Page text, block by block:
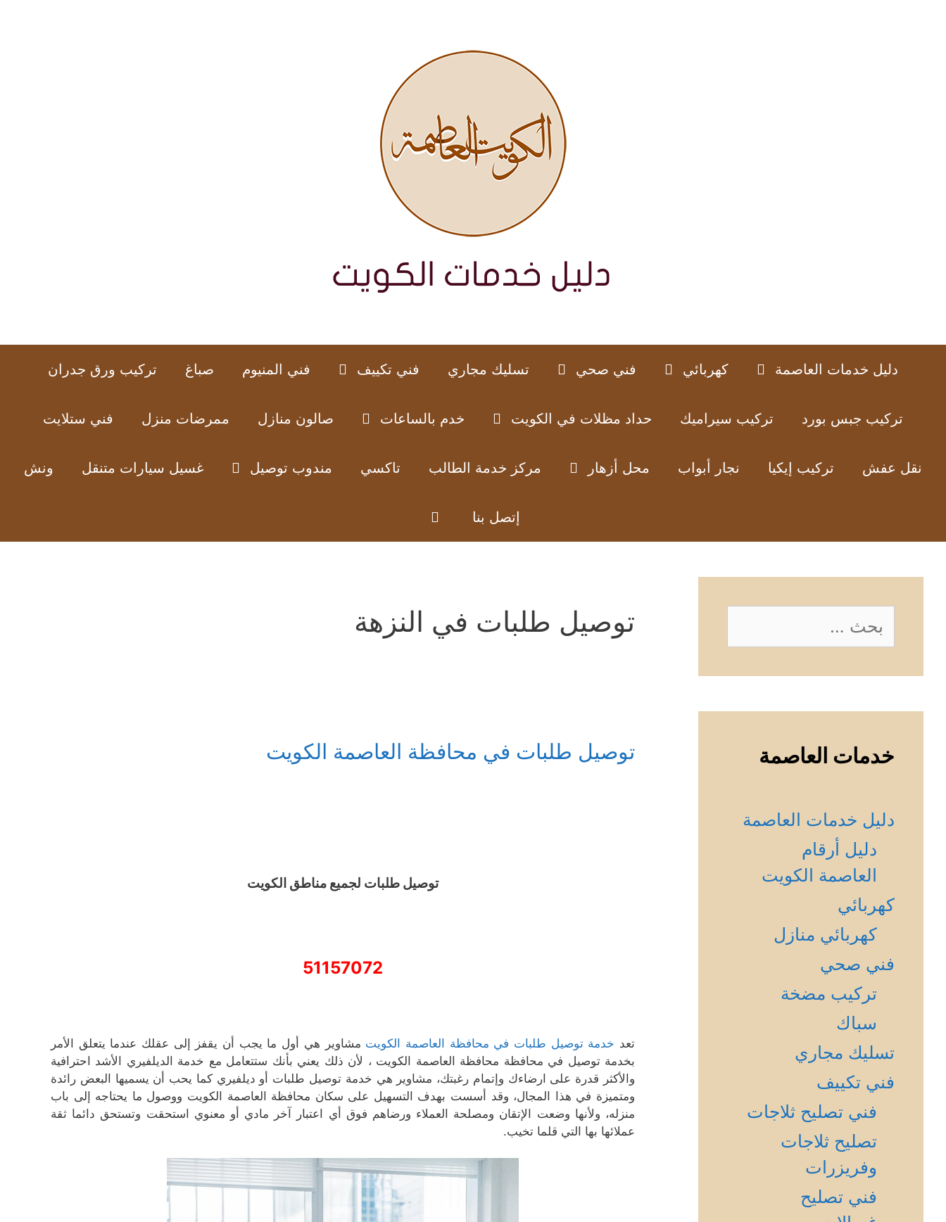
دليل خدمات العاصمة كهربائي فني صحي تسليك مجاري فني تكييف فني المنيوم صباغ تركيب ورق جدران
تركيب جبس بورد تركيب سيراميك حداد مظلات في الكويت خدم بالساعات صالون منازل ممرضات منزل فني ستلايت
نقل عفش تركيب إيكيا نجار أبواب محل أزهار مركز خدمة الطالب تاكسي مندوب توصيل غسيل سيارات متنقل ونش
إتصل بنا
توصيل طلبات في النزهة
توصيل طلبات في محافظة العاصمة الكويت
توصيل طلبات لجميع مناطق الكويت
51157072
تعد خدمة توصيل طلبات في محافظة العاصمة الكويت مشاوير هي أول ما يجب أن يقفز إلى عقلك عندما يتعلق الأمر
بخدمة توصيل في محافظة محافظة العاصمة الكويت ، لأن ذلك يعني بأنك ستتعامل مع خدمة الديلفيري الأشد احترافية
والأكثر قدرة على ارضاءك وإتمام رغبتك، مشاوير هي خدمة توصيل طلبات أو ديلفيري كما يحب أن يسميها البعض رائدة
ومتميزة في هذا المجال، وقد أسست بهدف التسهيل على سكان محافظة العاصمة الكويت ووصول ما يحتاجه إلى باب
منزله، ولأنها وضعت الإتقان ومصلحة العملاء ورضاهم فوق أي اعتبار آخر مادي أو معنوي استحقت وتستحق دائما ثقة
عملائها بها التي قلما تخيب.
البحث
عن:
خدمات العاصمة
دليل خدمات العاصمة
دليل أرقام
العاصمة الكويت
كهربائي
كهربائي منازل
فني صحي
تركيب مضخة
سباك
تسليك مجاري
فني تكييف
فني تصليح ثلاجات
تصليح ثلاجات
وفريزرات
فني تصليح